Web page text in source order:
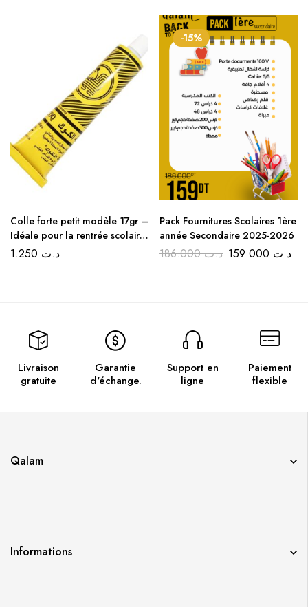
Colle forte petit modèle 17gr –
Idéale pour la rentrée scolaire
et les travaux domestiques
د.ت
-15%
Pack Fournitures Scolaires 1ère
année Secondaire 2025-2026
د.ت186.000 د.ت
Livraison
gratuite
Garantie
d'échange.
Support en
ligne
Paiement
flexible
Qalam
Informations